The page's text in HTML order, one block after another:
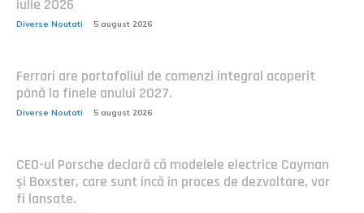
iulie 2026
Diverse Noutati 5 august 2026
Ferrari are portofoliul de comenzi integral acoperit
până la finele anului 2027.
Diverse Noutati 5 august 2026
CEO-ul Porsche declară că modelele electrice Cayman
și Boxster, care sunt încă în proces de dezvoltare, vor
fi lansate.